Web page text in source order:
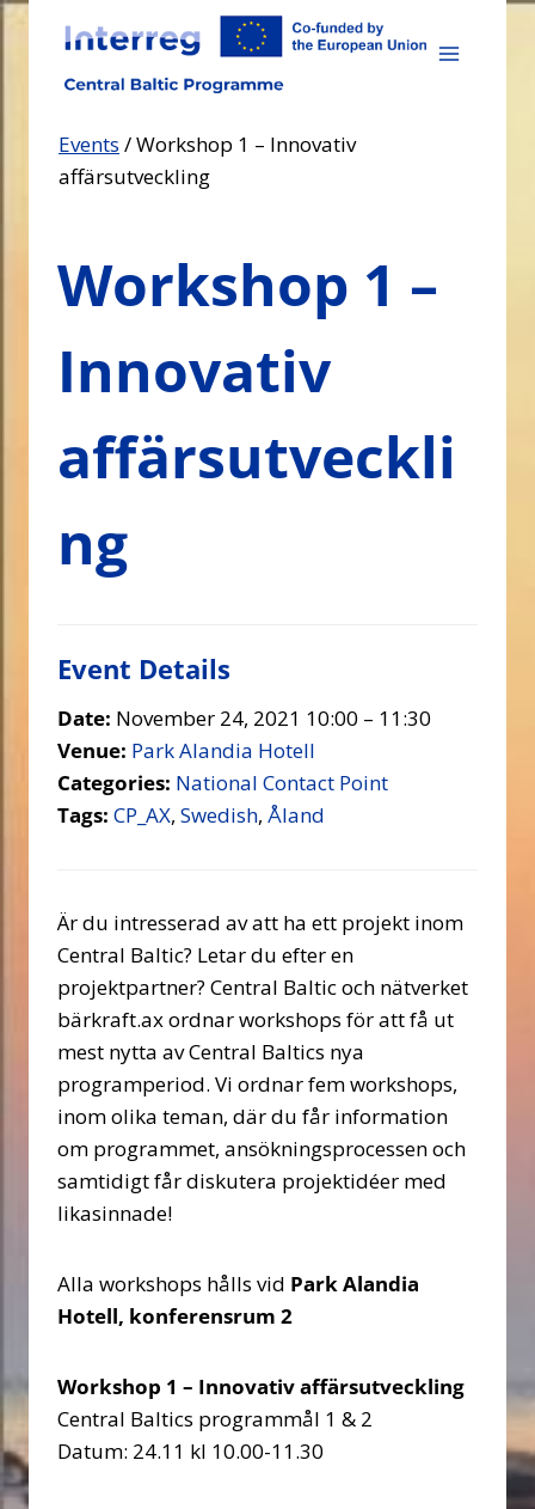
Skip
content
Events /Workshop 1 – Innovativ
affärsutveckling
Workshop 1 –
Innovativ
affärsutveckli
ng
Event Details
Date: November 24, 2021 10:00 – 11:30
Venue: Park Alandia Hotell
Categories: National Contact Point
Tags: CP_AX, Swedish, Åland
Är du intresserad av att ha ett projekt inom
Central Baltic? Letar du efter en
projektpartner? Central Baltic och nätverket
bärkraft.ax ordnar workshops för att få ut
mest nytta av Central Baltics nya
programperiod. Vi ordnar fem workshops,
inom olika teman, där du får information
om programmet, ansökningsprocessen och
samtidigt får diskutera projektidéer med
likasinnade!
Alla workshops hålls vid Park Alandia
Hotell, konferensrum 2
Workshop 1 – Innovativ affärsutveckling
Central Baltics programmål 1 & 2
Datum: 24.11 kl 10.00-11.30